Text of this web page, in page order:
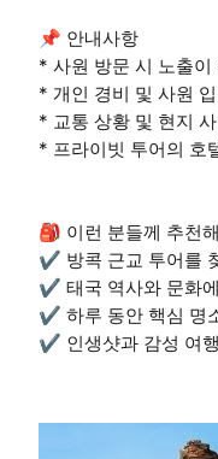
📌 안내사항
* 사원 방문 시 노출
* 개인 경비 및 사원
* 교통 상황 및 현지
* 프라이빗 투어의 호
🎒 이런 분들께 추천
✔️ 방콕 근교 투어를
✔️ 태국 역사와 문화
✔️ 하루 동안 핵심 명
✔️ 인생샷과 감성 여